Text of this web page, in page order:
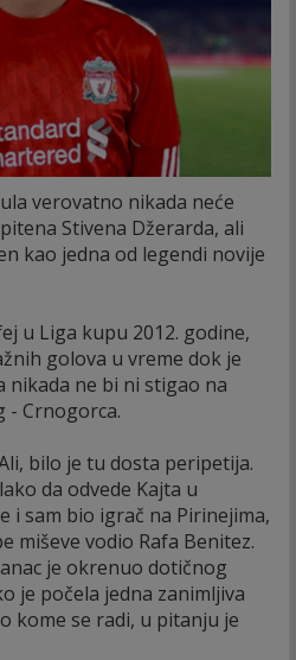
verovatno nikada neće
Stivena Džerarda, ali
kao jedna od legendi novije
u Liga kupu 2012. godine,
golova u vreme dok je
nikada ne bi ni stigao na
- Crnogorca.
bilo je tu dosta peripetija.
da odvede Kajta u
i sam bio igrač na Pirinejima,
miševe vodio Rafa Benitez.
je okrenuo dotičnog
je počela jedna zanimljiva
kome se radi, u pitanju je